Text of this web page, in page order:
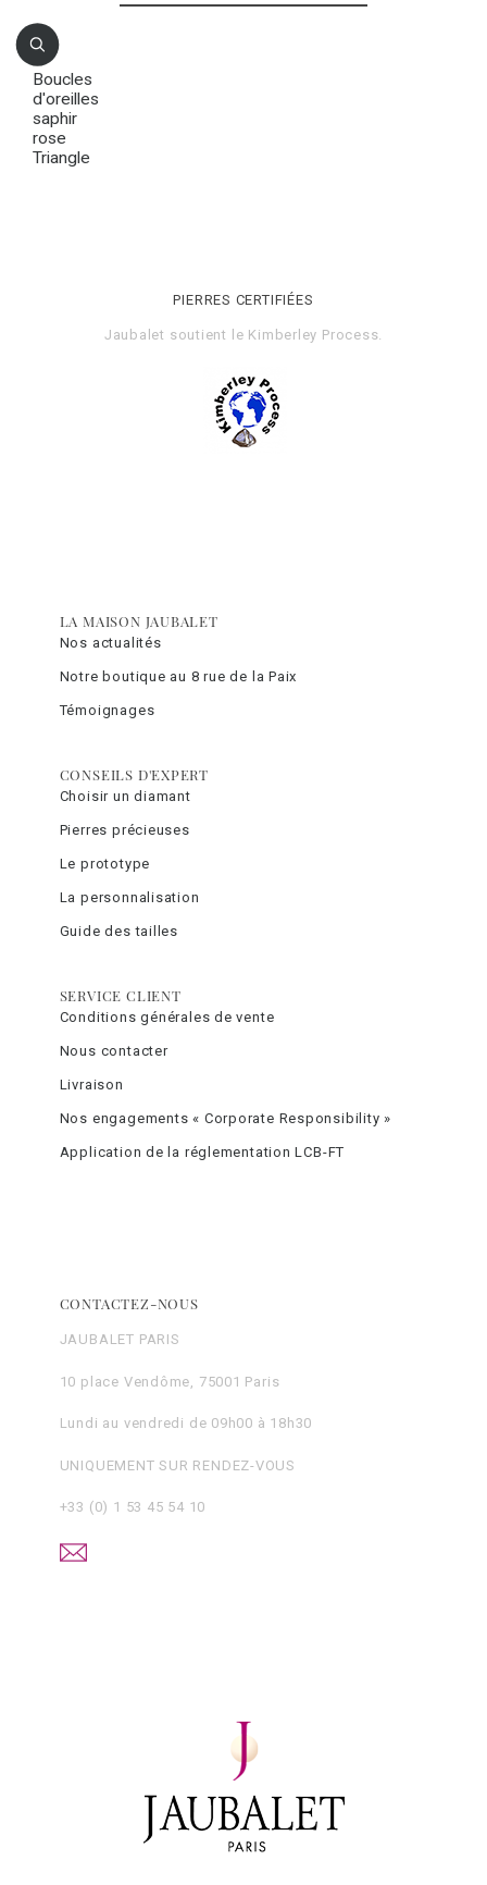
Boucles
d'oreilles
saphir
rose
Triangle
PIERRES CERTIFIÉES
Jaubalet soutient le Kimberley Process.
LA MAISON JAUBALET
Nos actualités
Notre boutique au 8 rue de la Paix
Témoignages
CONSEILS D'EXPERT
Choisir un diamant
Pierres précieuses
Le prototype
La personnalisation
Guide des tailles
SERVICE CLIENT
Conditions générales de vente
Nous contacter
Livraison
Nos engagements « Corporate Responsibility »
Application de la réglementation LCB-FT
CONTACTEZ-NOUS
JAUBALET PARIS
10 place Vendôme, 75001 Paris
Lundi au vendredi de 09h00 à 18h30
UNIQUEMENT SUR RENDEZ-VOUS
+33 (0) 1 53 45 54 10